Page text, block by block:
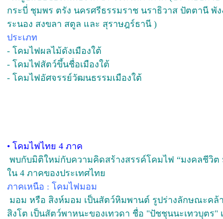
กระบี่ ชุมพร ตรัง นครศรีธรรมราช นราธิวาส ปัตตานี พั
ระนอง สงขลา สตูล และ สุราษฎร์ธานี )
ประเภท
- โคมไฟผลไม้ดังเมืองใต้
- โคมไฟสัตว์ขึ้นชื่อเมืองใต้
- โคมไฟอัศจรรย์วัฒนธรรมเมืองใต้
• โคมไฟไทย 4 ภาค
พบกับมิติใหม่กับความคิดสร้างสรรค์โคมไฟ “มงคลชีวิต
ใน 4 ภาคของประเทศไทย
ภาคเหนือ : โคมไฟมอม
มอม หรือ สิงห์มอม เป็นสัตว์หิมพานต์ รูปร่างลักษณะคล้
สิงโต เป็นสัตว์พาหนะของเทวดา ชื่อ "ปัชชุนนะเทวบุตร"